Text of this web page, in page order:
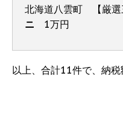
北海道八雲町 【厳選
ニ 1万円
以上、合計11件で、納税